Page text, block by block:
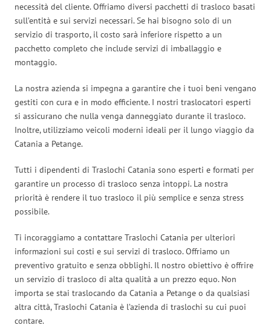
necessità del cliente. Offriamo diversi pacchetti di trasloco basati
sull’entità e sui servizi necessari. Se hai bisogno solo di un
servizio di trasporto, il costo sarà inferiore rispetto a un
pacchetto completo che include servizi di imballaggio e
montaggio.
La nostra azienda si impegna a garantire che i tuoi beni vengano
gestiti con cura e in modo efficiente. I nostri traslocatori esperti
si assicurano che nulla venga danneggiato durante il trasloco.
Inoltre, utilizziamo veicoli moderni ideali per il lungo viaggio da
Catania a Petange.
Tutti i dipendenti di Traslochi Catania sono esperti e formati per
garantire un processo di trasloco senza intoppi. La nostra
priorità è rendere il tuo trasloco il più semplice e senza stress
possibile.
Ti incoraggiamo a contattare Traslochi Catania per ulteriori
informazioni sui costi e sui servizi di trasloco. Offriamo un
preventivo gratuito e senza obblighi. Il nostro obiettivo è offrire
un servizio di trasloco di alta qualità a un prezzo equo. Non
importa se stai traslocando da Catania a Petange o da qualsiasi
altra città, Traslochi Catania è l’azienda di traslochi su cui puoi
contare.